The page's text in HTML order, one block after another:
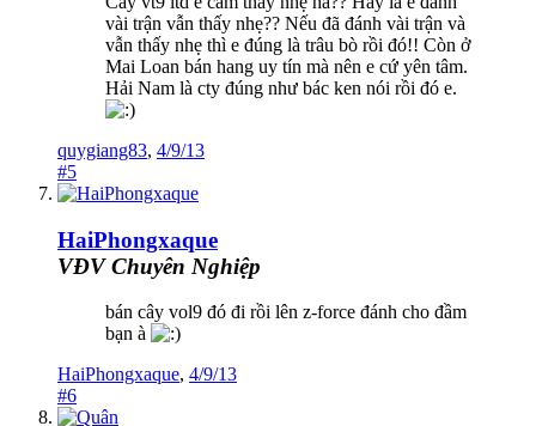
vài trận vẫn thấy nhẹ?? Nếu đã đánh vài trận và
vẫn thấy nhẹ thì e đúng là trâu bò rồi đó!! Còn ở
Mai Loan bán hang uy tín mà nên e cứ yên tâm.
Hải Nam là cty đúng như bác ken nói rồi đó e.
quygiang83, 4/9/13
#5
HaiPhongxaque
VĐV Chuyên Nghiệp
bán cây vol9 đó đi rồi lên z-force đánh cho đầm
bạn à
HaiPhongxaque, 4/9/13
#6